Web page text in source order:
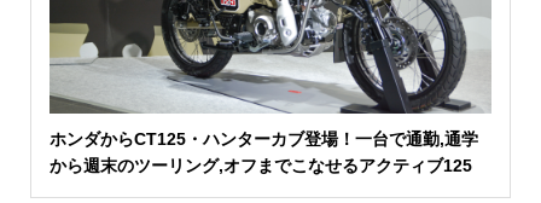
ホンダからCT125・ハンターカブ登場！一台で通勤,通学
から週末のツーリング,オフまでこなせるアクティブ125